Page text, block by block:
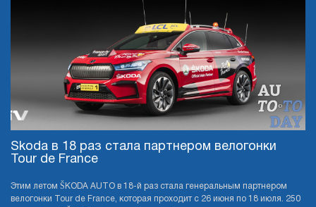
Skoda в 18 раз стала партнером велогонки
Tour de France
Этим летом ŠKODA AUTO в 18-й раз стала генеральным партнером
велогонки Tour de France, которая проходит с 26 июня по 18 июля. 250